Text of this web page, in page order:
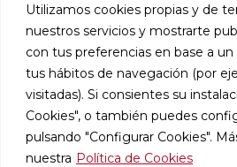
Utilizamos cookies propias y de
nuestros servicios y mostrarte
con tus preferencias en base a
tus hábitos de navegación (por
visitadas). Si consientes su
Cookies", o también puedes
pulsando "Configurar Cookies".
nuestra Política de Cookies
Avinguda d'Europa, 3 B
08401 Granollers, Barcelona
Localización